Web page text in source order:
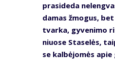
pra­si­de­da
da­mas žmo­gus,
tvar­ka, gy­ve­ni­mo
niuo­se Sta­se­lės,
se kal­bė­jo­mės